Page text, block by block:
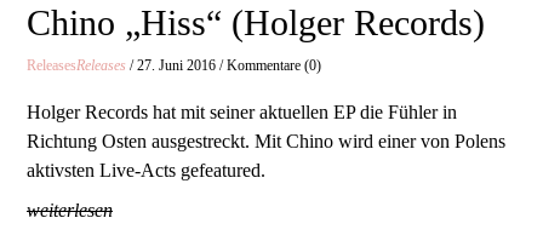
Chino „Hiss“ (Holger Records)
ReleasesReleases / 27. Juni 2016 / Kommentare (0)
Holger Records hat mit seiner aktuellen EP die Fühler in
Richtung Osten ausgestreckt. Mit Chino wird einer von Polens
aktivsten Live-Acts gefeatured.
weiterlesen